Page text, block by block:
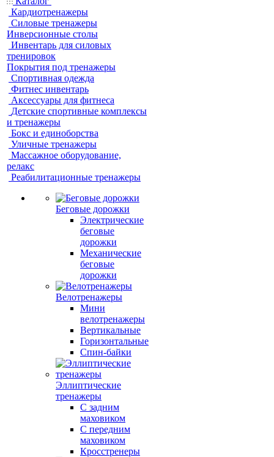
Кардиотренажеры
Силовые тренажеры
Инверсионные столы
Инвентарь для силовых
тренировок
Покрытия под тренажеры
Спортивная одежда
Фитнес инвентарь
Аксессуары для фитнеса
Детские спортивные комплексы
и тренажеры
Бокс и единоборства
Уличные тренажеры
Массажное оборудование,
релакс
Реабилитационные тренажеры
Беговые дорожки
Электрические
беговые
дорожки
Механические
беговые
дорожки
Велотренажеры
Мини
велотренажеры
Вертикальные
Горизонтальные
Спин-байки
Эллиптические
тренажеры
С задним
маховиком
С передним
маховиком
Кросстренеры